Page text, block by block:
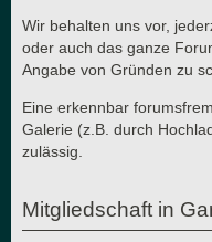
Wir behalten uns vor,
oder auch das ganze
Angabe von Gründen zu
Eine erkennbar
Galerie (z.B. durch
zulässig.
Mitgliedschaft in